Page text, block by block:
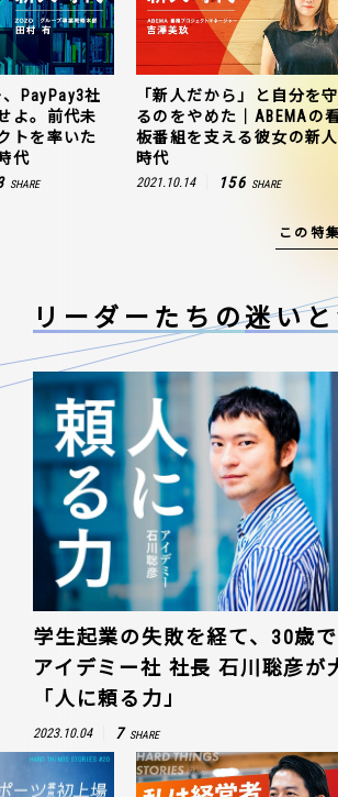
PayPay3社
よ。前代未
トを率いた
代
SHARE
「新人だから」と自分を守
るのをやめた｜ABEMAの
板番組を支える彼女の新人
時代
2021.10.14 156 SHARE
この特
リーダーたちの迷い
学生起業の失敗を経て、30歳で
アイデミー社 社長 石川聡彦が
「人に頼る力」
2023.10.04 7 SHARE